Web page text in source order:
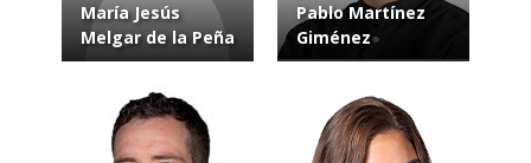
María Jesús
Melgar de la Peña
Pablo Martínez
Giménez